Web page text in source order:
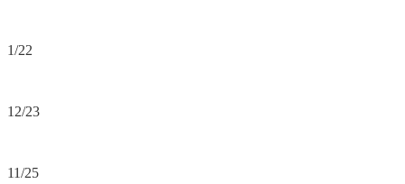
1/22
12/23
11/25